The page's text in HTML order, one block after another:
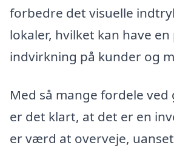
forbedre det visuelle
lokaler, hvilket kan have
indvirkning på kunder og
Med så mange fordele
er det klart, at det er en
er værd at overveje,